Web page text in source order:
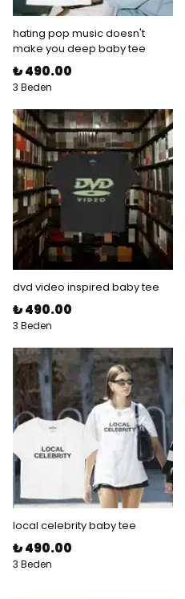
hating pop music doesn't
make you deep baby tee
₺ 490.00
3 Beden
dvd video inspired baby tee
₺ 490.00
3 Beden
local celebrity baby tee
₺ 490.00
3 Beden